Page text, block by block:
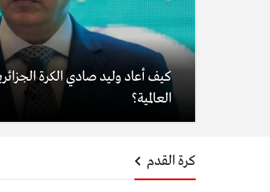
كيف أعاد وليد صادي الكرة
العالمية؟
كرة القدم